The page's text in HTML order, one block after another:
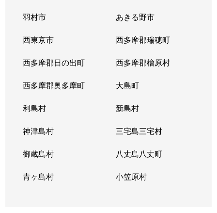
羽村市 あきる野市
西東京市 西多摩郡瑞穂町
西多摩郡日の出町 西多摩郡檜原村
西多摩郡奥多摩町 大島町
利島村 新島村
神津島村 三宅島三宅村
御蔵島村 八丈島八丈町
青ヶ島村 小笠原村